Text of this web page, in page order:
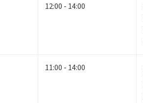
12:00 - 14:00
11:00 - 14:00